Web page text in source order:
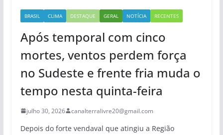
BRASIL CLIMA DESTAQUE GERAL NOTÍCIA RECENTES
Após temporal com cinco
mortes, ventos perdem força
no Sudeste e frente fria muda o
tempo nesta quinta-feira
julho 30, 2026 canalterralivre20@gmail.com
Depois do forte vendaval que atingiu a Região